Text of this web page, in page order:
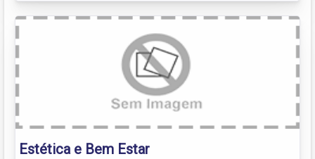
Estética e Bem Estar